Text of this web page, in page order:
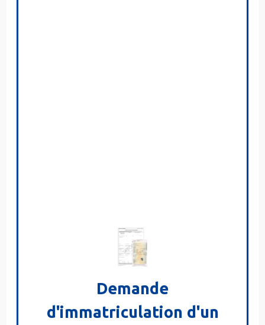
Demande
d'immatriculation d'un